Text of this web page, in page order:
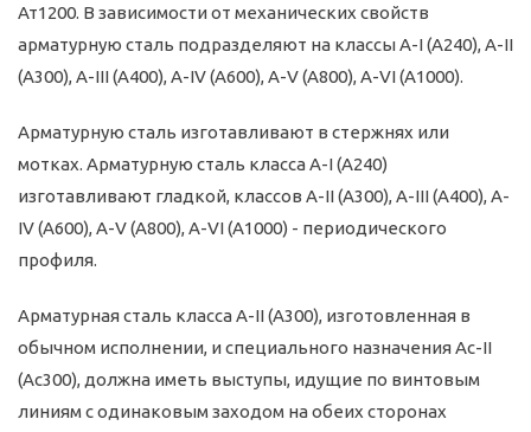
Ат1200. В зависимости от механических свойств
арматурную сталь подразделяют на классы A-I (A240), A-II
(A300), A-III (A400), A-IV (A600), A-V (A800), A-VI (A1000).
Арматурную сталь изготавливают в стержнях или
мотках. Арматурную сталь класса A-I (A240)
изготавливают гладкой, классов A-II (A300), A-III (A400), A-
IV (A600), A-V (A800), A-VI (A1000) - периодического
профиля.
Арматурная сталь класса A-II (А300), изготовленная в
обычном исполнении, и специального назначения Ас-II
(Ас300), должна иметь выступы, идущие по винтовым
линиям с одинаковым заходом на обеих сторонах